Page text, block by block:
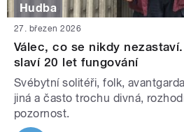
Hudba
27. březen 2026
Válec, co se nikdy
slaví 20 let fungování
Svébytní solitéři, folk,
jiná a často trochu divná,
pozornost.